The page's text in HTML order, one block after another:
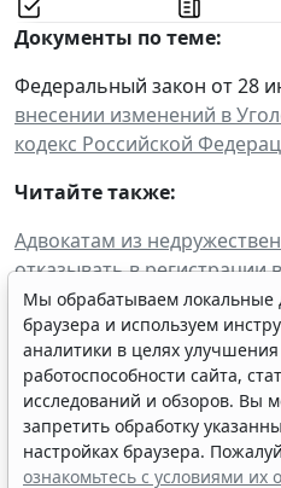
Документы по теме:
Федеральный закон от 28
внесении изменений в
кодекс Российской
Читайте также:
Адвокатам из
отказывать в регистрации
Подписан указ о порядке
перед некоторыми
правообладателями
Совет ФПА утвердил
офисе адвокатского
Мы обрабатываем локальные
браузера и используем
аналитики в целях
работоспособности сайта,
исследований и обзоров. Вы
запретить обработку
настройках браузера.
ознакомьтесь с условиями их